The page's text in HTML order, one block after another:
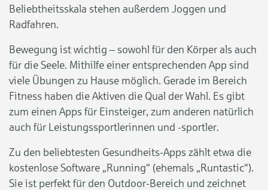
Beliebtheitsskala stehen außerdem Joggen und
Radfahren.
Bewegung ist wichtig – sowohl für den Körper als auch
für die Seele. Mithilfe einer entsprechenden App sind
viele Übungen zu Hause möglich. Gerade im Bereich
Fitness haben die Aktiven die Qual der Wahl. Es gibt
zum einen Apps für Einsteiger, zum anderen natürlich
auch für Leistungssportlerinnen und -sportler.
Zu den beliebtesten Gesundheits-Apps zählt etwa die
kostenlose Software „Running“ (ehemals „Runtastic“).
Sie ist perfekt für den Outdoor-Bereich und zeichnet